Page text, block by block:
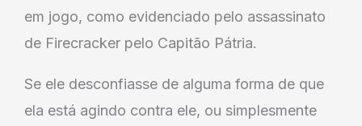
em jogo, como evidenciado pelo assassinato
de Firecracker pelo Capitão Pátria.
Se ele desconfiasse de alguma forma de que
ela está agindo contra ele, ou simplesmente